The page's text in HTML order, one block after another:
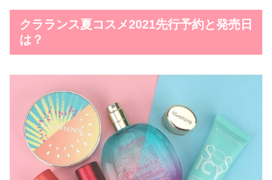
クラランス夏コスメ2021先行予約と発売日
は？